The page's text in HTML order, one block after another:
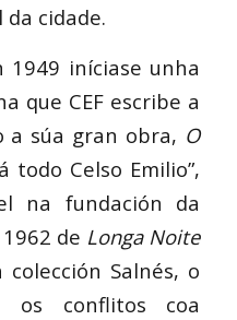
cidade.
1949 iníciase unha
que CEF escribe a
a súa gran obra, O
todo Celso Emilio”,
na fundación da
de Longa Noite
Salnés, o
os conflitos coa